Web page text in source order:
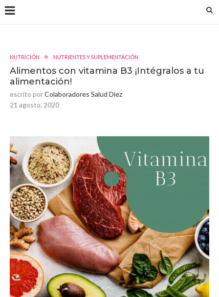
NUTRICIÓN NUTRIENTES Y SUPLEMENTACIÓN
Alimentos con vitamina B3 ¡Intégralos a tu
alimentación!
escrito porColaboradores Salud Diez
21 agosto, 2020